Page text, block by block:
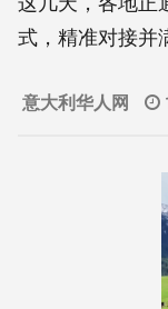
式，精准对接并
意大利华人网